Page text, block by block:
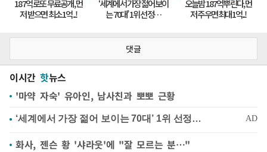
댓글
이시간 핫뉴스
'마약 자숙' 유아인, 남사친과 뽀뽀 근황
화사, 젠슨 황 '샤라웃'에 "잘 모르는 분…"